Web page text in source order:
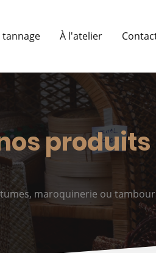
tannage À l'atelier
produits
maroquinerie ou